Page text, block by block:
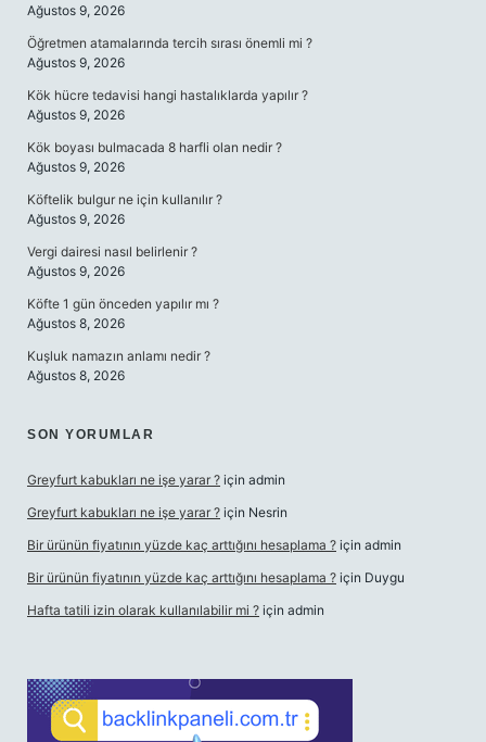
Ağustos 9, 2026
Öğretmen atamalarında tercih sırası önemli mi ?
Ağustos 9, 2026
Kök hücre tedavisi hangi hastalıklarda yapılır ?
Ağustos 9, 2026
Kök boyası bulmacada 8 harfli olan nedir ?
Ağustos 9, 2026
Köftelik bulgur ne için kullanılır ?
Ağustos 9, 2026
Vergi dairesi nasıl belirlenir ?
Ağustos 9, 2026
Köfte 1 gün önceden yapılır mı ?
Ağustos 8, 2026
Kuşluk namazın anlamı nedir ?
Ağustos 8, 2026
SON YORUMLAR
Greyfurt kabukları ne işe yarar ? için admin
Greyfurt kabukları ne işe yarar ? için Nesrin
Bir ürünün fiyatının yüzde kaç arttığını hesaplama ? için admin
Bir ürünün fiyatının yüzde kaç arttığını hesaplama ? için Duygu
Hafta tatili izin olarak kullanılabilir mi ? için admin